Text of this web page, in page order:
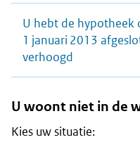
U hebt de hypotheek
1 januari 2013
verhoogd
U woont niet in de
Kies uw situatie: